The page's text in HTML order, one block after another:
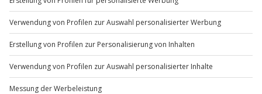
Artikelnummer:63351
Andere Produkte entdecken